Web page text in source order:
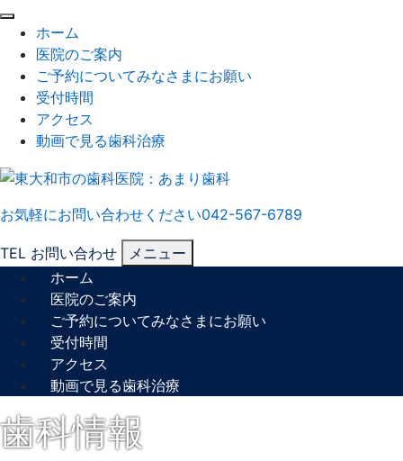
ホーム
医院のご案内
ご予約についてみなさまにお願い
受付時間
アクセス
動画で見る歯科治療
お気軽にお問い合わせください042-567-6789
TEL お問い合わせ
メニュー
ホーム
医院のご案内
ご予約についてみなさまにお願い
受付時間
アクセス
動画で見る歯科治療
歯科情報